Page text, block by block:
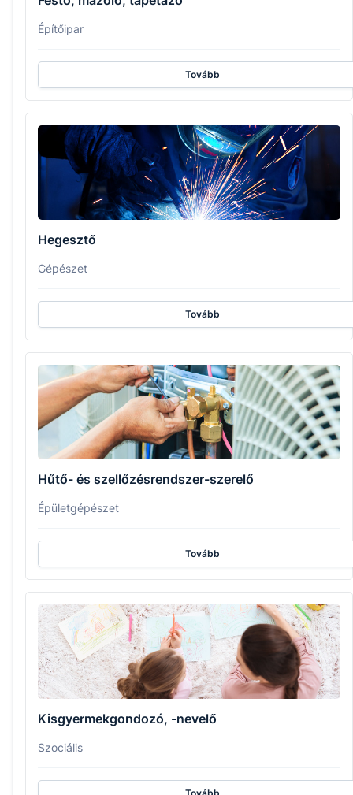
Építőipar
Tovább
Hegesztő
Gépészet
Tovább
Hűtő- és szellőzésrendszer-szerelő
Épületgépészet
Tovább
Kisgyermekgondozó, -nevelő
Szociális